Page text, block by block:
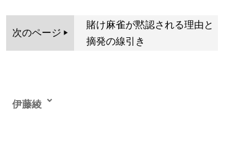
次のページ
賭け麻雀が黙認される理由と
摘発の線引き
伊藤綾